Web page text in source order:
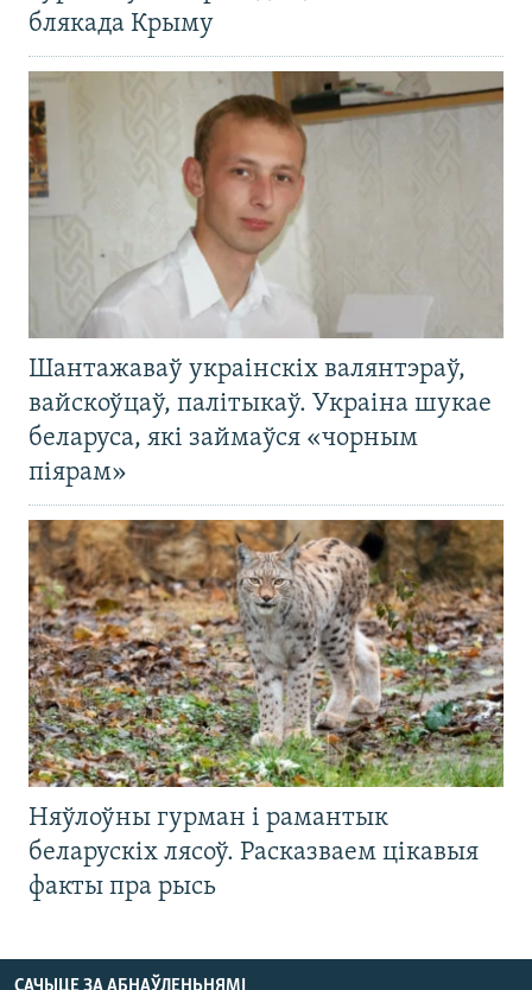
блякада Крыму
Шантажаваў украінскіх валянтэраў,
вайскоўцаў, палітыкаў. Украіна шукае
беларуса, які займаўся «чорным
піярам»
Няўлоўны гурман і рамантык
беларускіх лясоў. Расказваем цікавыя
факты пра рысь